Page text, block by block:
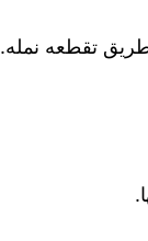
تقطعه نمله.